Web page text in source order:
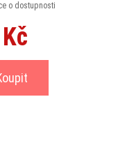
o dostupnosti